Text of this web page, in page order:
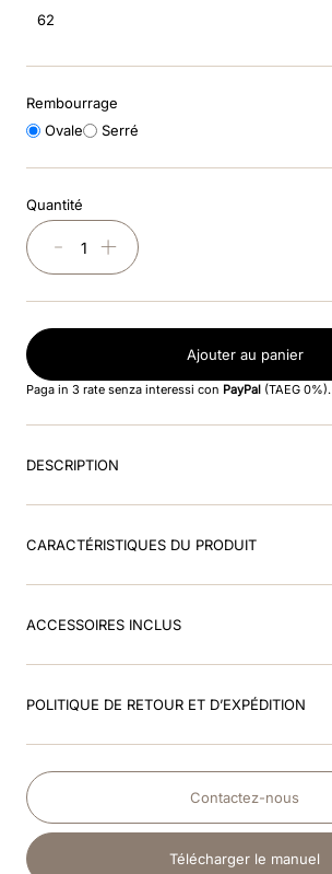
7.box visiera polo
9.cromo 2
62
Rembourrage
Ovale
Serré
Quantité
＋
－
Ajouter au panier
Paga in 3 rate senza interessi con PayPal (TAEG 0%).
DESCRIPTION
CARACTÉRISTIQUES DU PRODUIT
ACCESSOIRES INCLUS
POLITIQUE DE RETOUR ET D’EXPÉDITION
Contactez-nous
Télécharger le manuel